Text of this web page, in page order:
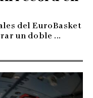
del EuroBasket
un doble ...